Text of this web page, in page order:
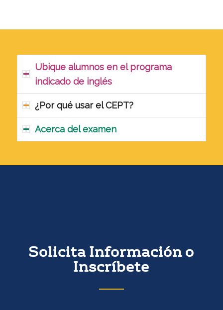
Ubique alumnos en el programa
indicado de inglés
¿Por qué usar el CEPT?
Acerca del examen
Solicita Información o
Inscríbete